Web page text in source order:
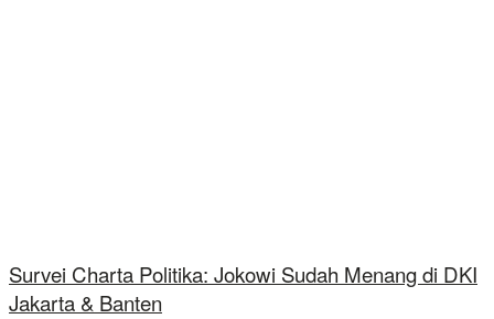
Survei Charta Politika: Jokowi Sudah Menang di DKI
Jakarta & Banten